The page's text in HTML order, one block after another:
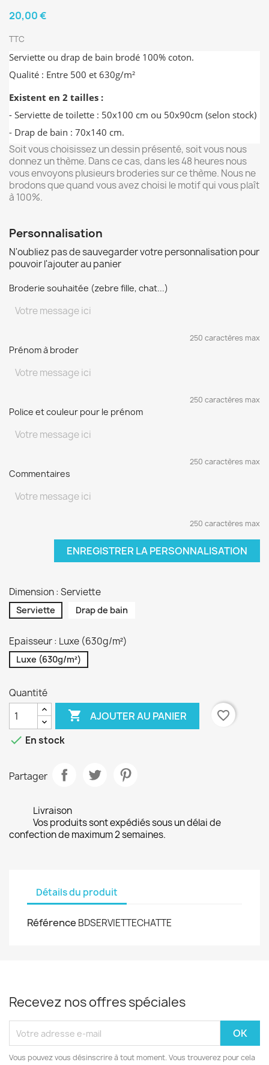
20,00 €
TTC
Serviette ou drap de bain brodé 100% coton.
Qualité : Entre 500 et 630g/m²
Existent en 2 tailles :
- Serviette de toilette : 50x100 cm ou 50x90cm (selon stock)
- Drap de bain : 70x140 cm.
Soit vous choisissez un dessin présenté, soit vous nous
donnez un thème. Dans ce cas, dans les 48 heures nous
vous envoyons plusieurs broderies sur ce thème. Nous ne
brodons que quand vous avez choisi le motif qui vous plaît
à 100%.
Personnalisation
N'oubliez pas de sauvegarder votre personnalisation pour
pouvoir l'ajouter au panier
Broderie souhaitée (zebre fille, chat...)
250 caractères max
Prénom à broder
250 caractères max
Police et couleur pour le prénom
250 caractères max
Commentaires
250 caractères max
ENREGISTRER LA PERSONNALISATION
Dimension : Serviette
Serviette Drap de bain
Epaisseur : Luxe (630g/m²)
Luxe (630g/m²)
Quantité
 AJOUTER AU PANIER
favorite_border
 En stock
Partager
Livraison
Vos produits sont expédiés sous un délai de
confection de maximum 2 semaines.
Détails du produit
Référence BDSERVIETTECHATTE
Recevez nos offres spéciales
Vous pouvez vous désinscrire à tout moment. Vous trouverez pour cela